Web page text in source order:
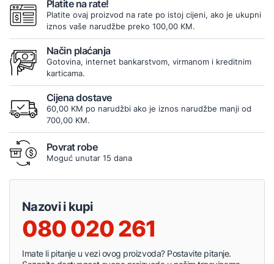
Platite na rate!
Platite ovaj proizvod na rate po istoj cijeni, ako je ukupni
iznos vaše narudžbe preko 100,00 KM.
Način plaćanja
Gotovina, internet bankarstvom, virmanom i kreditnim
karticama.
Cijena dostave
60,00 KM po narudžbi ako je iznos narudžbe manji od
700,00 KM.
Povrat robe
Moguć unutar 15 dana
Nazovi i kupi
080 020 261
Imate li pitanje u vezi ovog proizvoda? Postavite pitanje.